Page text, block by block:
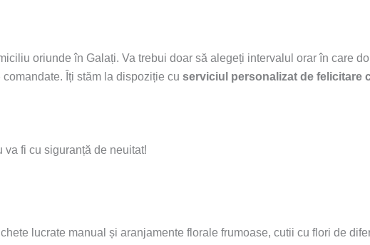
oriunde în Galați. Va trebui doar să alegeți intervalul orar în care
Îți stăm la dispoziție cu serviciul personalizat de felicitare
fi cu siguranță de neuitat!
lucrate manual și aranjamente florale frumoase, cutii cu flori de